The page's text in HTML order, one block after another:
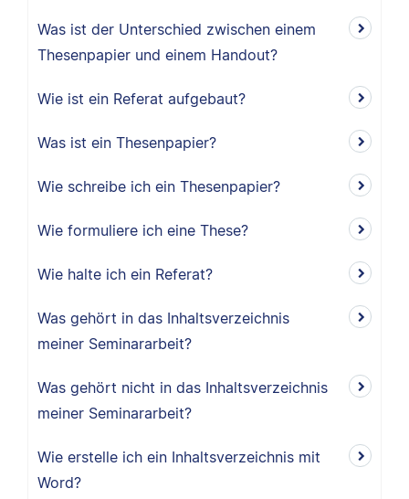
Was ist der Unterschied zwischen einem
Thesenpapier und einem Handout?
Wie ist ein Referat aufgebaut?
Was ist ein Thesenpapier?
Wie schreibe ich ein Thesenpapier?
Wie formuliere ich eine These?
Wie halte ich ein Referat?
Was gehört in das Inhaltsverzeichnis
meiner Seminararbeit?
Was gehört nicht in das Inhaltsverzeichnis
meiner Seminararbeit?
Wie erstelle ich ein Inhaltsverzeichnis mit
Word?